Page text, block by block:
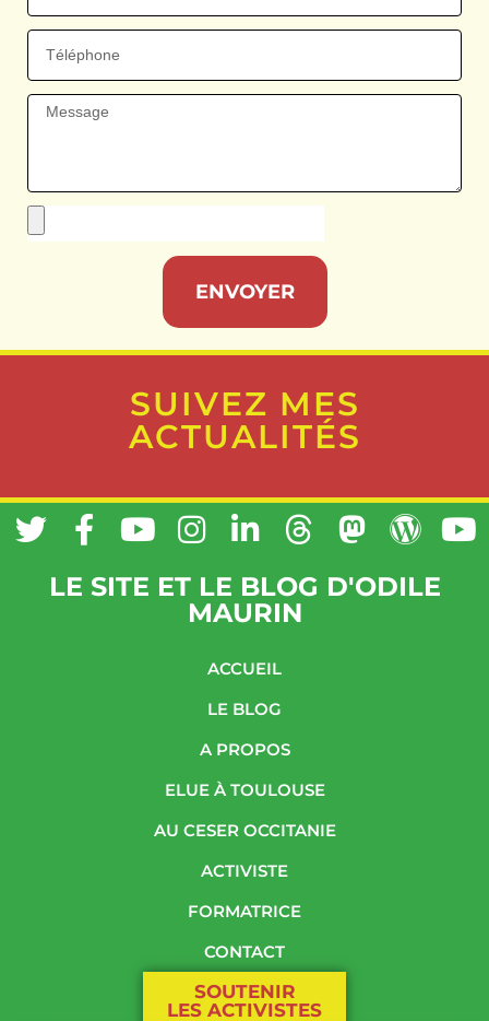
ENVOYER
SUIVEZ MES
ACTUALITÉS
LE SITE ET LE BLOG D'ODILE
MAURIN
ACCUEIL
LE BLOG
A PROPOS
ELUE À TOULOUSE
AU CESER OCCITANIE
ACTIVISTE
FORMATRICE
CONTACT
SOUTENIR
LES ACTIVISTES